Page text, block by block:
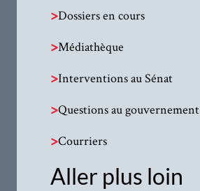
>Dossiers en cours
>Médiathèque
>Interventions au Sénat
>Questions au gouvernement
>Courriers
Aller plus loin